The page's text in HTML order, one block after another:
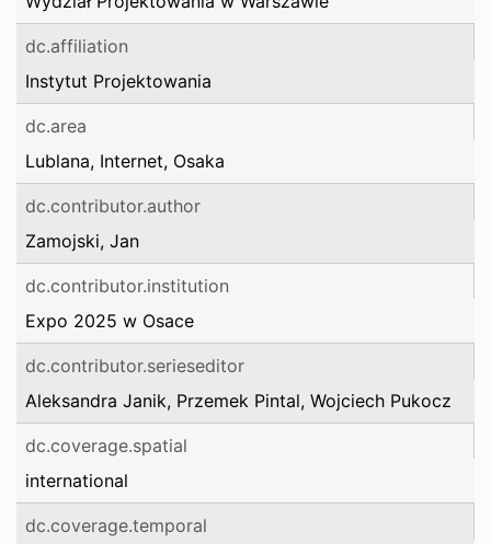
dc.affiliation
Instytut Projektowania
dc.area
Lublana, Internet, Osaka
dc.contributor.author
Zamojski, Jan
dc.contributor.institution
Expo 2025 w Osace
dc.contributor.serieseditor
Aleksandra Janik, Przemek Pintal, Wojciech Pukocz
dc.coverage.spatial
international
dc.coverage.temporal